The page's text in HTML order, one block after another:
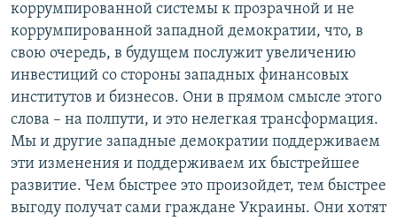
коррумпированной системы к прозрачной и не
коррумпированной западной демократии, что, в
свою очередь, в будущем послужит увеличению
инвестиций со стороны западных финансовых
институтов и бизнесов. Они в прямом смысле этого
слова – на полпути, и это нелегкая трансформация.
Мы и другие западные демократии поддерживаем
эти изменения и поддерживаем их быстрейшее
развитие. Чем быстрее это произойдет, тем быстрее
выгоду получат сами граждане Украины. Они хотят